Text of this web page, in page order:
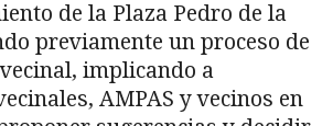
de la Plaza Pedro de la
previamente un proceso de
implicando a
AMPAS y vecinos en